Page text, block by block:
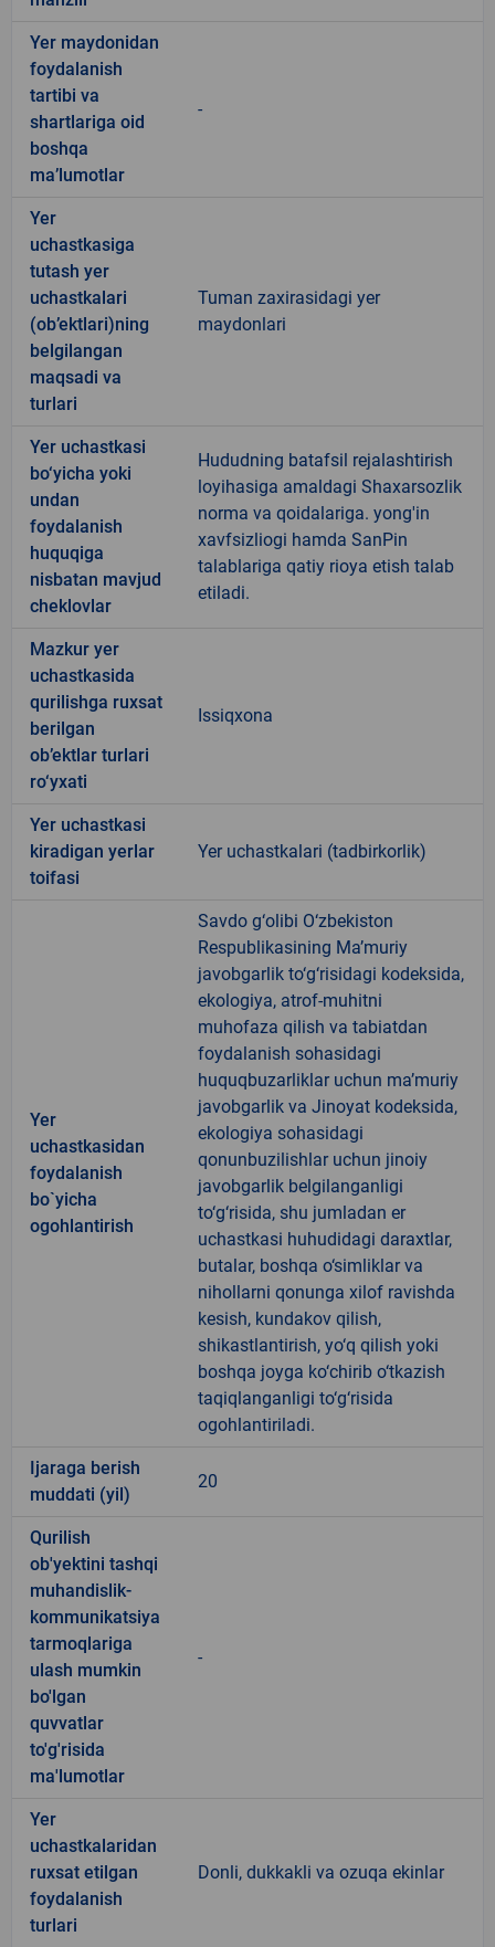
Yer maydonidan
foydalanish
tartibi va
shartlariga oid
boshqa
ma’lumotlar
-
Yer
uchastkasiga
tutash yer
uchastkalari
(ob’ektlari)ning
belgilangan
maqsadi va
turlari
Tuman zaxirasidagi yer
maydonlari
Yer uchastkasi
bo‘yicha yoki
undan
foydalanish
huquqiga
nisbatan mavjud
cheklovlar
Hududning batafsil rejalashtirish
loyihasiga amaldagi Shaxarsozlik
norma va qoidalariga. yong'in
xavfsizliogi hamda SanPin
talablariga qatiy rioya etish talab
etiladi.
Mazkur yer
uchastkasida
qurilishga ruxsat
berilgan
ob’ektlar turlari
ro‘yxati
Issiqxona
Yer uchastkasi
kiradigan yerlar
toifasi
Yer uchastkalari (tadbirkorlik)
Yer
uchastkasidan
foydalanish
bo`yicha
ogohlantirish
Savdo g‘olibi O‘zbekiston
Respublikasining Ma’muriy
javobgarlik to‘g‘risidagi kodeksida,
ekologiya, atrof-muhitni
muhofaza qilish va tabiatdan
foydalanish sohasidagi
huquqbuzarliklar uchun ma’muriy
javobgarlik va Jinoyat kodeksida,
ekologiya sohasidagi
qonunbuzilishlar uchun jinoiy
javobgarlik belgilanganligi
to‘g‘risida, shu jumladan er
uchastkasi huhudidagi daraxtlar,
butalar, boshqa o‘simliklar va
nihollarni qonunga xilof ravishda
kesish, kundakov qilish,
shikastlantirish, yo‘q qilish yoki
boshqa joyga ko‘chirib o‘tkazish
taqiqlanganligi to‘g‘risida
ogohlantiriladi.
Ijaraga berish
muddati (yil)
20
Qurilish
ob'yektini tashqi
muhandislik-
kommunikatsiya
tarmoqlariga
ulash mumkin
bo'lgan
quvvatlar
to'g'risida
ma'lumotlar
-
Yer
uchastkalaridan
ruxsat etilgan
foydalanish
turlari
Donli, dukkakli va ozuqa ekinlar